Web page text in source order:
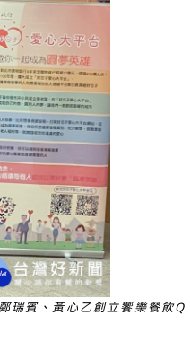
瑞賓、黃心乙創立饗樂餐飲